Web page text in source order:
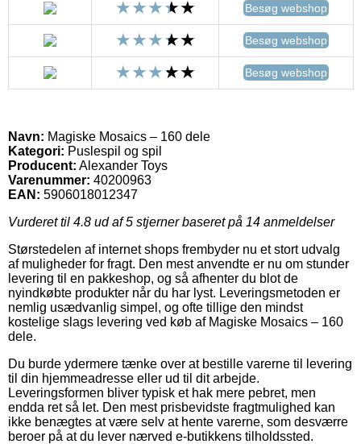
Besøg webshop
Besøg webshop
Besøg webshop
Navn: Magiske Mosaics – 160 dele
Kategori: Puslespil og spil
Producent: Alexander Toys
Varenummer: 40200963
EAN: 5906018012347
Vurderet til 4.8 ud af 5 stjerner baseret på 14 anmeldelser
Størstedelen af internet shops frembyder nu et stort udvalg
af muligheder for fragt. Den mest anvendte er nu om stunder
levering til en pakkeshop, og så afhenter du blot de
nyindkøbte produkter når du har lyst. Leveringsmetoden er
nemlig usædvanlig simpel, og ofte tillige den mindst
kostelige slags levering ved køb af Magiske Mosaics – 160
dele.
Du burde ydermere tænke over at bestille varerne til levering
til din hjemmeadresse eller ud til dit arbejde.
Leveringsformen bliver typisk et hak mere pebret, men
endda ret så let. Den mest prisbevidste fragtmulighed kan
ikke benægtes at være selv at hente varerne, som desværre
beroer på at du lever nærved e-butikkens tilholdssted.